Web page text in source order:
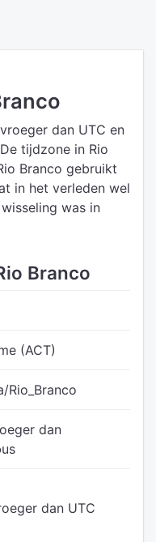
dan UTC en
De tijdzone in Rio
Branco gebruikt
in het verleden wel
was in
Branco
(ACT)
Rio_Branco
dan
dan UTC